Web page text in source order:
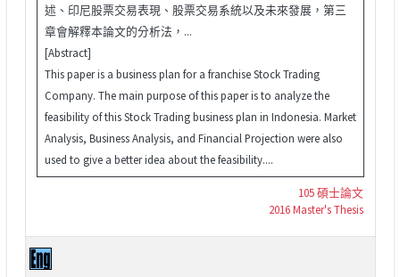
述、印尼股票交易表現、股票交易系統以及未來發展，第三
章會解釋本論文的分析法，...
[Abstract]
This paper is a business plan for a franchise Stock Trading
Company. The main purpose of this paper is to analyze the
feasibility of this Stock Trading business plan in Indonesia. Market
Analysis, Business Analysis, and Financial Projection were also
used to give a better idea about the feasibility....
105 碩士論文
2016 Master's Thesis